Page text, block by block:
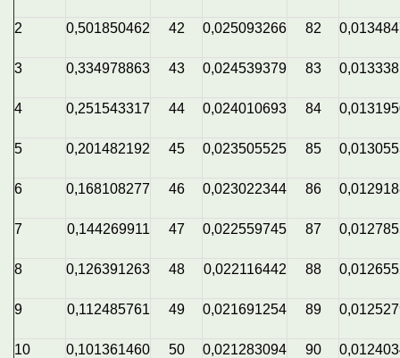
2 0,501850462 42 0,025093266 82
3 0,334978863 43 0,024539379 83
4 0,251543317 44 0,024010693 84
5 0,201482192 45 0,023505525 85
6 0,168108277 46 0,023022344 86
7 0,144269911 47 0,022559745 87
8 0,126391263 48 0,022116442 88
9 0,112485761 49 0,021691254 89
10 0,101361460 50 0,021283094 90